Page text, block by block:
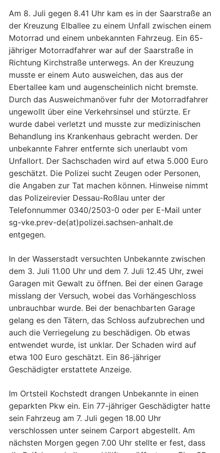
Am 8. Juli gegen 8.41 Uhr kam es in der Saarstraße an
der Kreuzung Elballee zu einem Unfall zwischen einem
Motorrad und einem unbekannten Fahrzeug. Ein 65-
jähriger Motorradfahrer war auf der Saarstraße in
Richtung Kirchstraße unterwegs. An der Kreuzung
musste er einem Auto ausweichen, das aus der
Ebertallee kam und augenscheinlich nicht bremste.
Durch das Ausweichmanöver fuhr der Motorradfahrer
ungewollt über eine Verkehrsinsel und stürzte. Er
wurde dabei verletzt und musste zur medizinischen
Behandlung ins Krankenhaus gebracht werden. Der
unbekannte Fahrer entfernte sich unerlaubt vom
Unfallort. Der Sachschaden wird auf etwa 5.000 Euro
geschätzt. Die Polizei sucht Zeugen oder Personen,
die Angaben zur Tat machen können. Hinweise nimmt
das Polizeirevier Dessau-Roßlau unter der
Telefonnummer 0340/2503-0 oder per E-Mail unter
sg-vke.prev-de(at)polizei.sachsen-anhalt.de
entgegen.
In der Wasserstadt versuchten Unbekannte zwischen
dem 3. Juli 11.00 Uhr und dem 7. Juli 12.45 Uhr, zwei
Garagen mit Gewalt zu öffnen. Bei der einen Garage
misslang der Versuch, wobei das Vorhängeschloss
unbrauchbar wurde. Bei der benachbarten Garage
gelang es den Tätern, das Schloss aufzubrechen und
auch die Verriegelung zu beschädigen. Ob etwas
entwendet wurde, ist unklar. Der Schaden wird auf
etwa 100 Euro geschätzt. Ein 86-jähriger
Geschädigter erstattete Anzeige.
Im Ortsteil Kochstedt drangen Unbekannte in einen
geparkten Pkw ein. Ein 77-jähriger Geschädigter hatte
sein Fahrzeug am 7. Juli gegen 18.00 Uhr
verschlossen unter seinem Carport abgestellt. Am
nächsten Morgen gegen 7.00 Uhr stellte er fest, dass